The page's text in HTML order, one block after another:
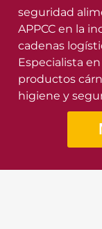
seguridad
APPCC en la
cadenas
Especialista
productos
higiene y